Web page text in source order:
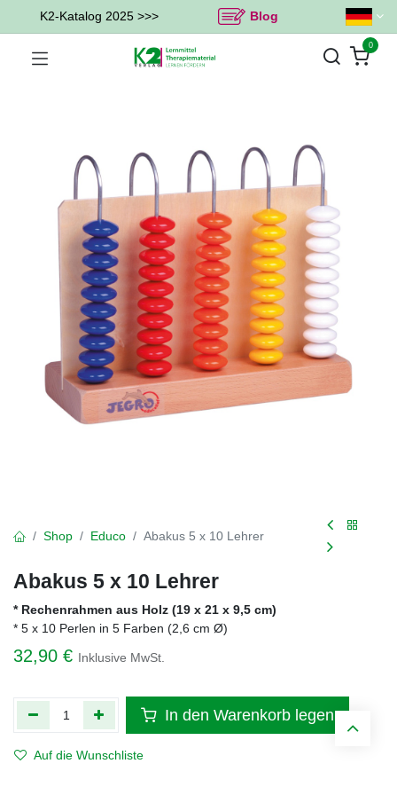
K2-Katalog 2025 >>> Blog
0
Shop Educo Abakus 5 x 10 Lehrer
Abakus 5 x 10 Lehrer
* Rechenrahmen aus Holz (19 x 21 x 9,5 cm)
* 5 x 10 Perlen in 5 Farben (2,6 cm Ø)
32,90 € Inklusive MwSt.
In den Warenkorb legen
Auf die Wunschliste